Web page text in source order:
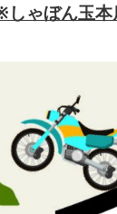
ゃぼん玉本